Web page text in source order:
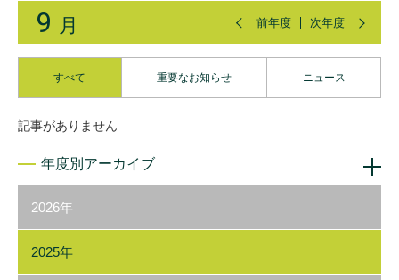
9 月 前年度 次年度
すべて 重要なお知らせ ニュース
記事がありません
年度別アーカイブ
2026年
2025年